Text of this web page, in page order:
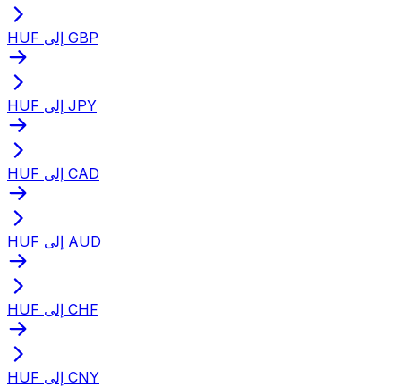
HUF إلى GBP
HUF إلى JPY
HUF إلى CAD
HUF إلى AUD
HUF إلى CHF
HUF إلى CNY